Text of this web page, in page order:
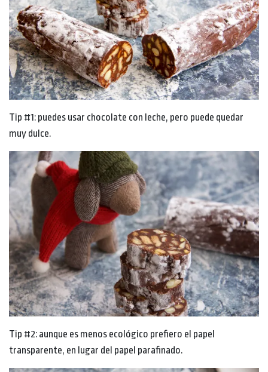
Tip #1: puedes usar chocolate con leche, pero puede quedar
muy dulce.
Tip #2: aunque es menos ecológico prefiero el papel
transparente, en lugar del papel parafinado.